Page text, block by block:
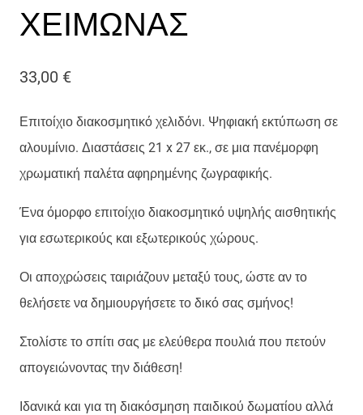
ΧΕΙΜΩΝΑΣ
33,00 €
Επιτοίχιο διακοσμητικό χελιδόνι. Ψηφιακή εκτύπωση σε
αλουμίνιο. Διαστάσεις 21 x 27 εκ., σε μια πανέμορφη
χρωματική παλέτα αφηρημένης ζωγραφικής.
Ένα όμορφο επιτοίχιο διακοσμητικό υψηλής αισθητικής
για εσωτερικούς και εξωτερικούς χώρους.
Οι αποχρώσεις ταιριάζουν μεταξύ τους, ώστε αν το
θελήσετε να δημιουργήσετε το δικό σας σμήνος!
Στολίστε το σπίτι σας με ελεύθερα πουλιά που πετούν
απογειώνοντας την διάθεση!
Ιδανικά και για τη διακόσμηση παιδικού δωματίου αλλά